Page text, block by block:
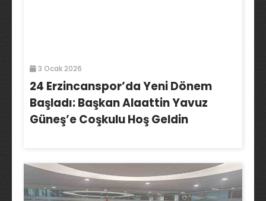
3 Ocak 2026
24 Erzincanspor’da Yeni Dönem
Başladı: Başkan Alaattin Yavuz
Güneş’e Coşkulu Hoş Geldin